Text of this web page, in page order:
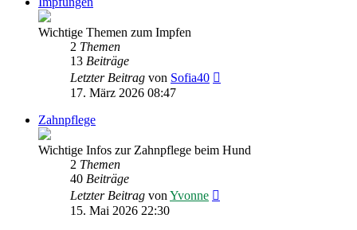
Wichtige Themen zum Impfen
2 Themen
13 Beiträge
Letzter Beitrag von Sofia40
17. März 2026 08:47
Zahnpflege
Wichtige Infos zur Zahnpflege beim Hund
2 Themen
40 Beiträge
Letzter Beitrag von Yvonne
15. Mai 2026 22:30